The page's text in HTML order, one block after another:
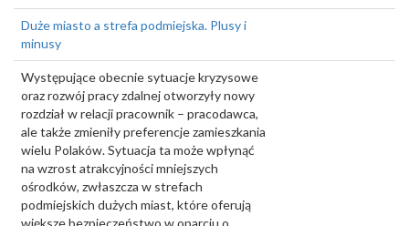
Duże miasto a strefa podmiejska. Plusy i
minusy
Występujące obecnie sytuacje kryzysowe
oraz rozwój pracy zdalnej otworzyły nowy
rozdział w relacji pracownik – pracodawca,
ale także zmieniły preferencje zamieszkania
wielu Polaków. Sytuacja ta może wpłynąć
na wzrost atrakcyjności mniejszych
ośrodków, zwłaszcza w strefach
podmiejskich dużych miast, które oferują
większe bezpieczeństwo w oparciu o